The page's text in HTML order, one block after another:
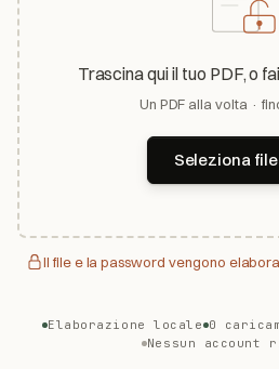
Trascina qui il tuo PDF, o
Un PDF alla volta ·
Seleziona file
Il file e la password vengono
Elaborazione locale 0
Nessun account